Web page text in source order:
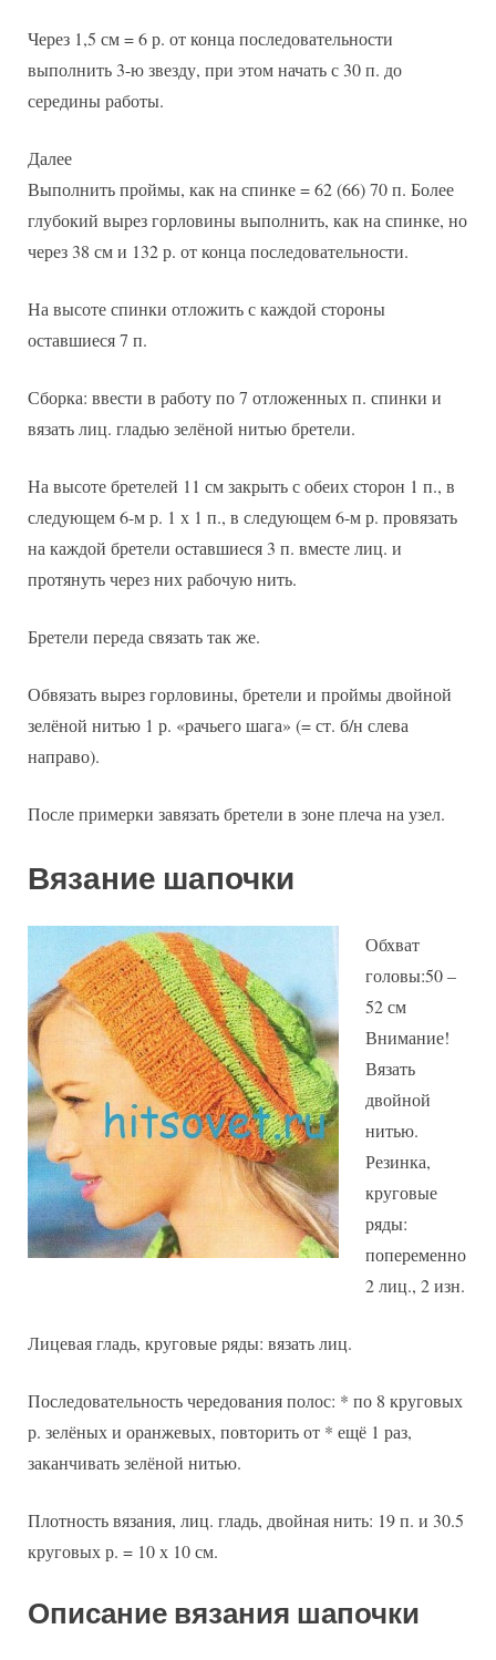
Через 1,5 см = 6 р. от конца последовательности
выполнить 3-ю звезду, при этом начать с 30 п. до
середины работы.
Далее
Выполнить проймы, как на спинке = 62 (66) 70 п. Более
глубокий вырез горловины выполнить, как на спинке, но
через 38 см и 132 р. от конца последовательности.
На высоте спинки отложить с каждой стороны
оставшиеся 7 п.
Сборка: ввести в работу по 7 отложенных п. спинки и
вязать лиц. гладью зелёной нитью бретели.
На высоте бретелей 11 см закрыть с обеих сторон 1 п., в
следующем 6-м р. 1 х 1 п., в следующем 6-м р. провязать
на каждой бретели оставшиеся 3 п. вместе лиц. и
протянуть через них рабочую нить.
Бретели переда связать так же.
Обвязать вырез горловины, бретели и проймы двойной
зелёной нитью 1 р. «рачьего шага» (= ст. б/н слева
направо).
После примерки завязать бретели в зоне плеча на узел.
Вязание шапочки
Обхват
головы:50 –
52 см
Внимание!
Вязать
двойной
нитью.
Резинка,
круговые
ряды:
попеременно
2 лиц., 2 изн.
Лицевая гладь, круговые ряды: вязать лиц.
Последовательность чередования полос: * по 8 круговых
р. зелёных и оранжевых, повторить от * ещё 1 раз,
заканчивать зелёной нитью.
Плотность вязания, лиц. гладь, двойная нить: 19 п. и 30.5
круговых р. = 10 х 10 см.
Описание вязания шапочки